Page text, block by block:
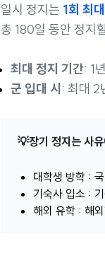
일시 정지는 1회 최
총 180일 동안 정지
최대 정지 기간: 1
군 입대 시 : 최대 2
💡장기 정지는 사
대학생 방학 :
기숙사 입소 :
해외 유학 : 해